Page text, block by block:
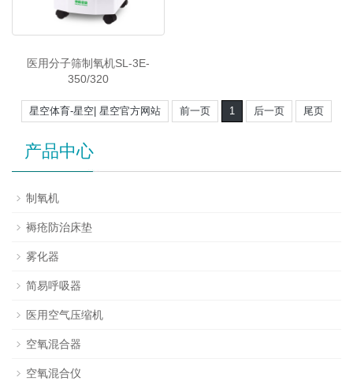
医用分子筛制氧机SL-3E-
350/320
星空体育-星空| 星空官方网站 前一页 1 后一页 尾页
产品中心
制氧机
褥疮防治床垫
雾化器
简易呼吸器
医用空气压缩机
空氧混合器
空氧混合仪